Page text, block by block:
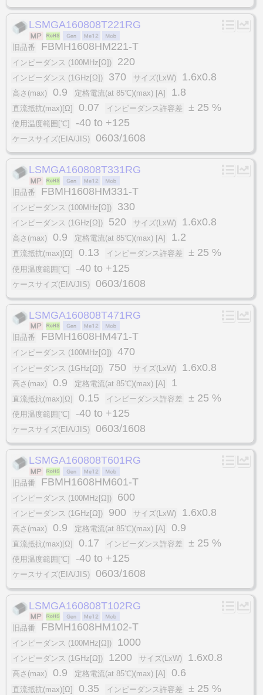
LSMGA160808T221RG
旧品番 FBMH1608HM221-T
インピーダンス (100MHz[Ω]) 220
インピーダンス (1GHz[Ω]) 370 サイズ(LxW) 1.6x0.8
高さ(max) 0.9 定格電流(at 85℃)(max) [A] 1.8
直流抵抗(max)[Ω] 0.07 インピーダンス許容差 ± 25 %
使用温度範囲[℃] -40 to +125
ケースサイズ(EIA/JIS) 0603/1608
LSMGA160808T331RG
旧品番 FBMH1608HM331-T
インピーダンス (100MHz[Ω]) 330
インピーダンス (1GHz[Ω]) 520 サイズ(LxW) 1.6x0.8
高さ(max) 0.9 定格電流(at 85℃)(max) [A] 1.2
直流抵抗(max)[Ω] 0.13 インピーダンス許容差 ± 25 %
使用温度範囲[℃] -40 to +125
ケースサイズ(EIA/JIS) 0603/1608
LSMGA160808T471RG
旧品番 FBMH1608HM471-T
インピーダンス (100MHz[Ω]) 470
インピーダンス (1GHz[Ω]) 750 サイズ(LxW) 1.6x0.8
高さ(max) 0.9 定格電流(at 85℃)(max) [A] 1
直流抵抗(max)[Ω] 0.15 インピーダンス許容差 ± 25 %
使用温度範囲[℃] -40 to +125
ケースサイズ(EIA/JIS) 0603/1608
LSMGA160808T601RG
旧品番 FBMH1608HM601-T
インピーダンス (100MHz[Ω]) 600
インピーダンス (1GHz[Ω]) 900 サイズ(LxW) 1.6x0.8
高さ(max) 0.9 定格電流(at 85℃)(max) [A] 0.9
直流抵抗(max)[Ω] 0.17 インピーダンス許容差 ± 25 %
使用温度範囲[℃] -40 to +125
ケースサイズ(EIA/JIS) 0603/1608
LSMGA160808T102RG
旧品番 FBMH1608HM102-T
インピーダンス (100MHz[Ω]) 1000
インピーダンス (1GHz[Ω]) 1200 サイズ(LxW) 1.6x0.8
高さ(max) 0.9 定格電流(at 85℃)(max) [A] 0.6
直流抵抗(max)[Ω] 0.35 インピーダンス許容差 ± 25 %